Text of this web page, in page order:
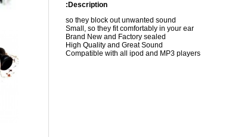
Description:
so they block out unwanted sound
Small, so they fit comfortably in your ear
Brand New and Factory sealed
High Quality and Great Sound
Compatible with all ipod and MP3 players